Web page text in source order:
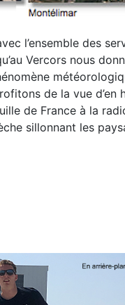
l’ensemble des
Vercors nous
de la vue d’en
de France à la
sillonnant les